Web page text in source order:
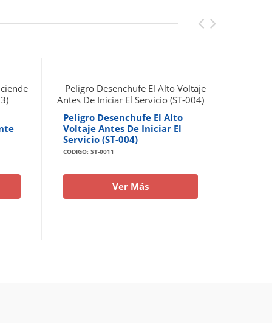
Peligro Desenchufe El Alto
Voltaje Antes De Iniciar El
Servicio (ST-004)
CODIGO: ST-0011
Ver Más